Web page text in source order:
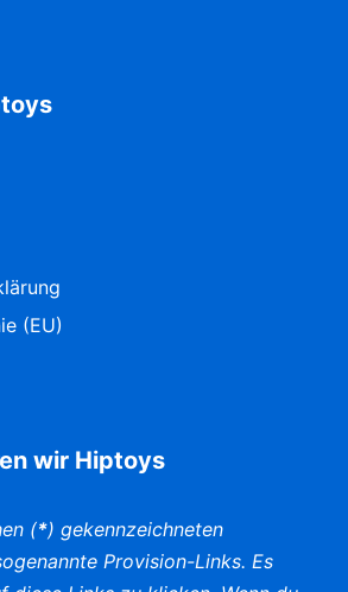
(EU)
wir Hiptoys
(*) gekennzeichneten
Provision-Links. Es